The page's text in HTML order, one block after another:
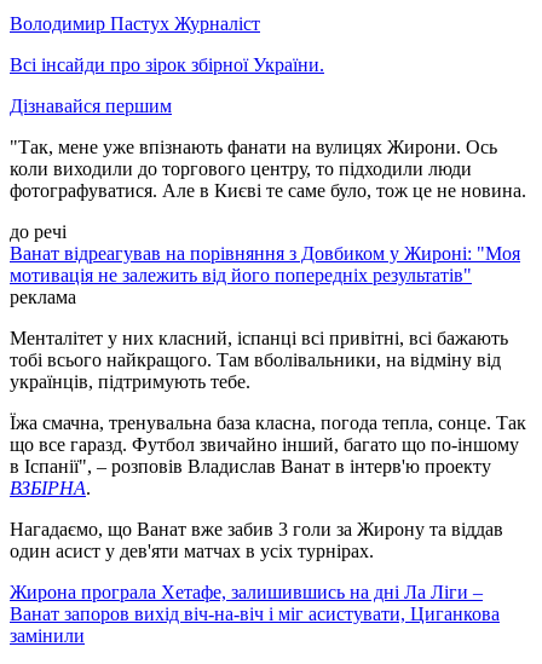
Володимир Пастух Журналіст
Всі інсайди про зірок збірної України.
Дізнавайся першим
"Так, мене уже впізнають фанати на вулицях Жирони. Ось
коли виходили до торгового центру, то підходили люди
фотографуватися. Але в Києві те саме було, тож це не новина.
до речі
Ванат відреагував на порівняння з Довбиком у Жироні: "Моя
мотивація не залежить від його попередніх результатів"
реклама
Менталітет у них класний, іспанці всі привітні, всі бажають
тобі всього найкращого. Там вболівальники, на відміну від
українців, підтримують тебе.
Їжа смачна, тренувальна база класна, погода тепла, сонце. Так
що все гаразд. Футбол звичайно інший, багато що по-іншому
в Іспанії", – розповів Владислав Ванат в інтерв'ю проекту
ВЗБІРНА.
Нагадаємо, що Ванат вже забив 3 голи за Жирону та віддав
один асист у дев'яти матчах в усіх турнірах.
Жирона програла Хетафе, залишившись на дні Ла Ліги –
Ванат запоров вихід віч-на-віч і міг асистувати, Циганкова
замінили